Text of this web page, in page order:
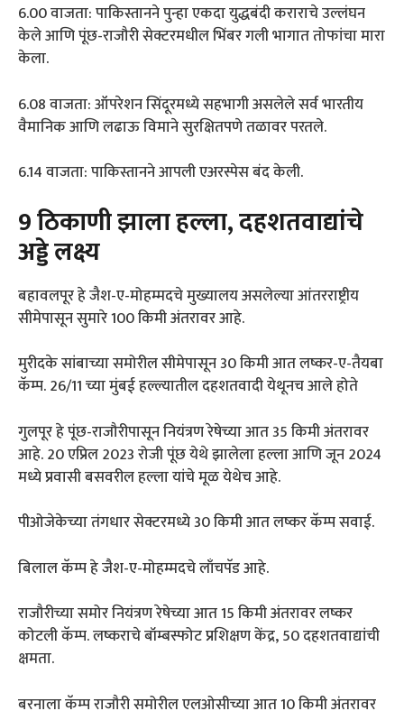
6.00 वाजता: पाकिस्तानने पुन्हा एकदा युद्धबंदी कराराचे उल्लंघन
केले आणि पूंछ-राजौरी सेक्टरमधील भिंबर गली भागात तोफांचा मारा
केला.
6.08 वाजता: ऑपरेशन सिंदूरमध्ये सहभागी असलेले सर्व भारतीय
वैमानिक आणि लढाऊ विमाने सुरक्षितपणे तळावर परतले.
6.14 वाजता: पाकिस्तानने आपली एअरस्पेस बंद केली.
9 ठिकाणी झाला हल्ला, दहशतवाद्यांचे
अड्डे लक्ष्य
बहावलपूर हे जैश-ए-मोहम्मदचे मुख्यालय असलेल्या आंतरराष्ट्रीय
सीमेपासून सुमारे 100 किमी अंतरावर आहे.
मुरीदके सांबाच्या समोरील सीमेपासून 30 किमी आत लष्कर-ए-तैयबा
कॅम्प. 26/11 च्या मुंबई हल्ल्यातील दहशतवादी येथूनच आले होते
गुलपूर हे पूंछ-राजौरीपासून नियंत्रण रेषेच्या आत 35 किमी अंतरावर
आहे. 20 एप्रिल 2023 रोजी पूंछ येथे झालेला हल्ला आणि जून 2024
मध्ये प्रवासी बसवरील हल्ला यांचे मूळ येथेच आहे.
पीओजेकेच्या तंगधार सेक्टरमध्ये 30 किमी आत लष्कर कॅम्प सवाई.
बिलाल कॅम्प हे जैश-ए-मोहम्मदचे लाँचपॅड आहे.
राजौरीच्या समोर नियंत्रण रेषेच्या आत 15 किमी अंतरावर लष्कर
कोटली कॅम्प. लष्कराचे बॉम्बस्फोट प्रशिक्षण केंद्र, 50 दहशतवाद्यांची
क्षमता.
बरनाला कॅम्प राजौरी समोरील एलओसीच्या आत 10 किमी अंतरावर